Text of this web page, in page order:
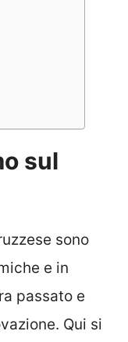
sul
sono
e in
passato e
Qui si